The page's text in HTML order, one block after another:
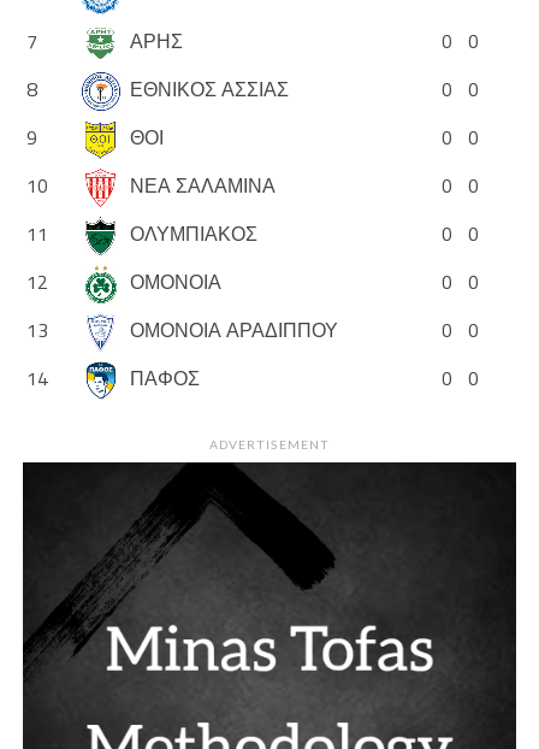
7
ΑΡΗΣ 0 0
8
ΕΘΝΙΚΟΣ ΑΣΣΙΑΣ 0 0
9
ΘΟΙ 0 0
10
ΝΕΑ ΣΑΛΑΜΙΝΑ 0 0
11
ΟΛΥΜΠΙΑΚΟΣ 0 0
12
ΟΜΟΝΟΙΑ 0 0
13
ΟΜΟΝΟΙΑ ΑΡΑΔΙΠΠΟΥ 0 0
14
ΠΑΦΟΣ 0 0
ADVERTISEMENT